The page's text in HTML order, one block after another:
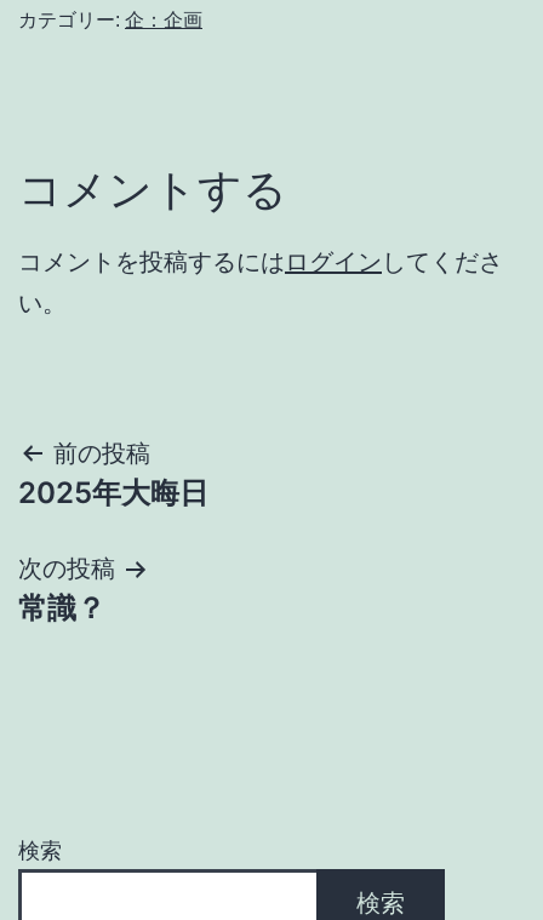
カテゴリー: 企：企画
コメントする
コメントを投稿するには ログイン してくださ
い。
投
稿
ナ
ビ
ョ
前の投稿
2025年大晦日
次の投稿
常識？
検索
検索